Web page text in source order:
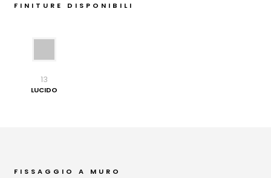
FINITURE DISPONIBILI
13
LUCIDO
FISSAGGIO A MURO